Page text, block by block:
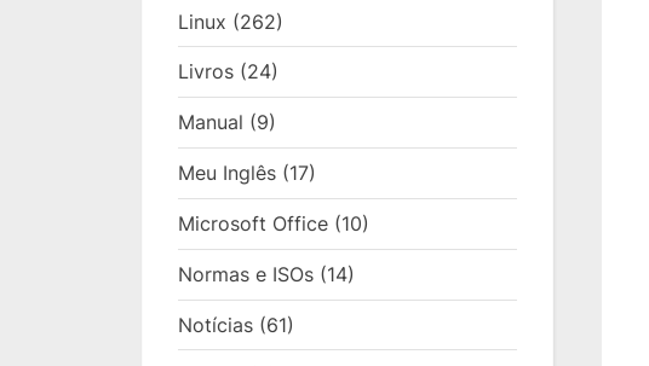
Linux (262)
Livros (24)
Manual (9)
Meu Inglês (17)
Microsoft Office (10)
Normas e ISOs (14)
Notícias (61)